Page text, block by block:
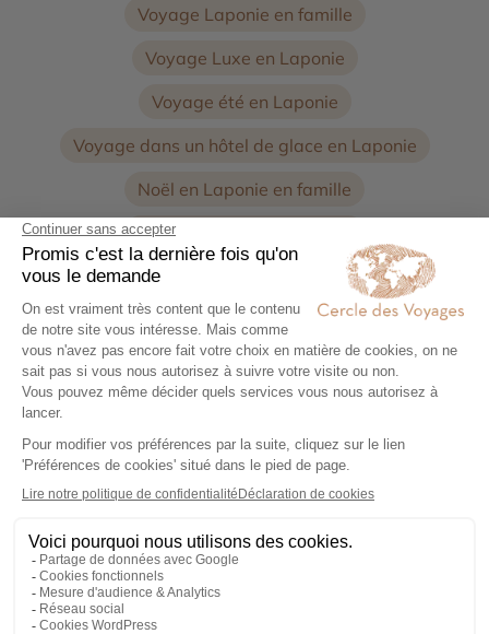
Voyage Laponie en famille
Voyage Luxe en Laponie
Voyage été en Laponie
Voyage dans un hôtel de glace en Laponie
Noël en Laponie en famille
Voyage d’hiver en Laponie
Voyage en chien de traineaux
Offrez-vous un dépaysement total grâce à un voyage
étendues enneigées, forêts boréales et traditions
ancestrales. À travers ce séjour unique, vous vivez
pleinement l’hiver arctique ou l’été lapon dans un
guides passionnés. Le Cercle des Voyages vous
propose des circuits organisés riches en expériences,
pour une découverte complète et sans stress de cette
région fascinante.